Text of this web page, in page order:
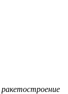
ракетостроение